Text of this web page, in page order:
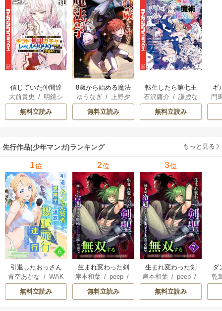
信じていた仲間達
にダンジョン奥地
で殺されかけたが
ギフト『無限ガチ
の仲間達を手に入
れて元パーティー
メンバーと世界に
復讐＆『ざま
ぁ！』します！
大前貴史 / 明鏡シ
スイ /tef
無料立読み
8歳から始める魔法
学
ゆうなぎ /上野夕
陽/ 乃希
無料立読み
転生したら第七王
子だったので、気
ままに魔術を極め
ます
石沢庸介 /謙虚な
サークル/
無料立読み
ギ
門
先行作品(少年マンガ)ランキング もっと見る
1位
引退したおっさん
賢者だが愛弟子が
追放されてきたの
で傷心旅行に連れ
青空あかな /WAK
ANA KURAGUCHI
pallet/アイラ
無料立読み
2位
生まれ変わった剣
聖、剣士が冷遇さ
れる魔術至上主義
の学園で無双する
岸本和葉/ peep/
染野静也/
/taskey STUDI
無料立読み
3位
生まれ変わった剣
聖、剣士が冷遇さ
れる魔術至上主義
の学園で無双する
岸本和葉/ peep/
染野静也/
/taskey STUDI
無料立読み
ダ
込
乾